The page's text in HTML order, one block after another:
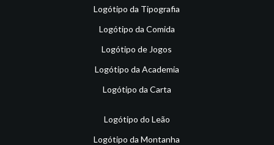
Logótipo da Tipografia
Logótipo da Comida
Logótipo de Jogos
Logótipo da Academia
Logótipo da Carta
Logótipo do Leão
Logótipo da Montanha